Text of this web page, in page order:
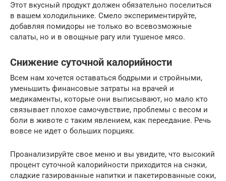
Этот вкусный продукт должен обязательно поселиться
в вашем холодильнике. Смело экспериментируйте,
добавляя помидоры не только во всевозможные
салаты, но и в овощные рагу или тушеное мясо.
Снижение суточной калорийности
Всем нам хочется оставаться бодрыми и стройными,
уменьшить финансовые затраты на врачей и
медикаменты, которые они выписывают, но мало кто
связывает плохое самочувствие, проблемы с весом и
боли в животе с таким явлением, как переедание. Речь
вовсе не идет о больших порциях.
Проанализируйте свое меню и вы увидите, что высокий
процент суточной калорийности приходится на снэки,
сладкие газированные напитки и пакетированные соки,